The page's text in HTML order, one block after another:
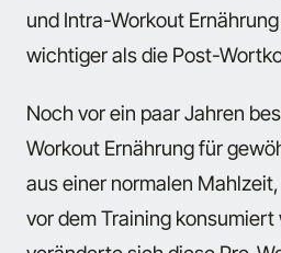
und Intra-Workout
wichtiger als die Post-
Noch vor ein paar Jahren
Workout Ernährung für
aus einer normalen
vor dem Training